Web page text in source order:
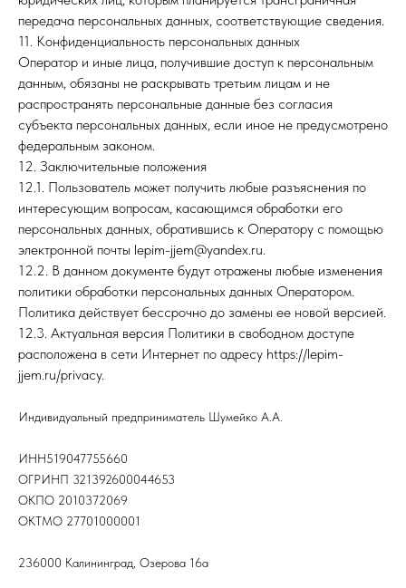
передача персональных данных, соответствующие сведения.
11. Конфиденциальность персональных данных
Оператор и иные лица, получившие доступ к персональным
данным, обязаны не раскрывать третьим лицам и не
распространять персональные данные без согласия
субъекта персональных данных, если иное не предусмотрено
федеральным законом.
12. Заключительные положения
12.1. Пользователь может получить любые разъяснения по
интересующим вопросам, касающимся обработки его
персональных данных, обратившись к Оператору с помощью
электронной почты lepim-jjem@yandex.ru.
12.2. В данном документе будут отражены любые изменения
политики обработки персональных данных Оператором.
Политика действует бессрочно до замены ее новой версией.
12.3. Актуальная версия Политики в свободном доступе
расположена в сети Интернет по адресу https://lepim-
jjem.ru/privacy.
Индивидуальный предприниматель Шумейко А.А.
ИНН519047755660
ОГРИНП 321392600044653
ОКПО 2010372069
ОКТМО 27701000001
236000 Калининград, Озерова 16а